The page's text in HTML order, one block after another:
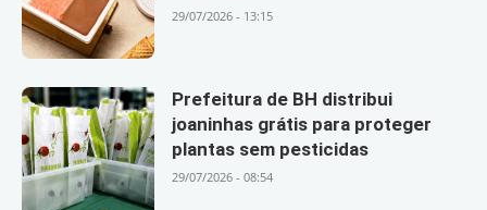
29/07/2026 - 13:15
Prefeitura de BH distribui
joaninhas grátis para proteger
plantas sem pesticidas
29/07/2026 - 08:54